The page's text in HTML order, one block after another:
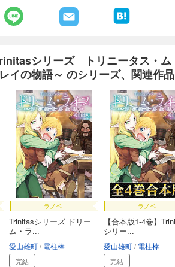
シリーズ トリニータス・ム
イの物語～ のシリーズ、関連作品
ラノベ
Trinitasシリーズ ドリー
ム・ラ...
愛山雄町 電柱棒
完結
ラノベ
【合本版1-4巻】
シリー...
愛山雄町 電柱棒
完結